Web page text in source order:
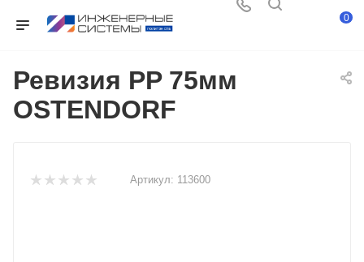
0
Ревизия PP 75мм
OSTENDORF
Артикул: 113600